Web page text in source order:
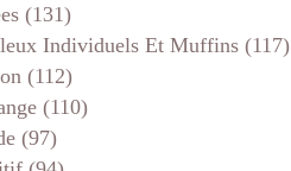
(131)
Individuels Et Muffins (117)
(112)
(110)
(97)